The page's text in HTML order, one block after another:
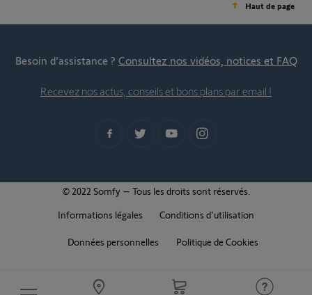
Haut de page
Besoin d’assistance ? Consultez nos vidéos, notices et FAQ
Recevez nos actus, conseils et bons plans par email !
© 2022 Somfy – Tous les droits sont réservés.
Informations légales
Conditions d'utilisation
Données personnelles Politique de Cookies